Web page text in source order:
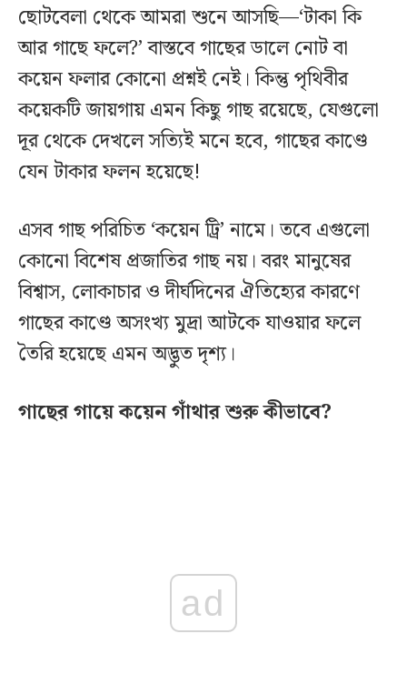
ছোটবেলা থেকে আমরা শুনে আসছি—‘টাকা কি
আর গাছে ফলে?’ বাস্তবে গাছের ডালে নোট বা
কয়েন ফলার কোনো প্রশ্নই নেই। কিন্তু পৃথিবীর
কয়েকটি জায়গায় এমন কিছু গাছ রয়েছে, যেগুলো
দূর থেকে দেখলে সত্যিই মনে হবে, গাছের কাণ্ডে
যেন টাকার ফলন হয়েছে!
এসব গাছ পরিচিত ‘কয়েন ট্রি’ নামে। তবে এগুলো
কোনো বিশেষ প্রজাতির গাছ নয়। বরং মানুষের
বিশ্বাস, লোকাচার ও দীর্ঘদিনের ঐতিহ্যের কারণে
গাছের কাণ্ডে অসংখ্য মুদ্রা আটকে যাওয়ার ফলে
তৈরি হয়েছে এমন অদ্ভুত দৃশ্য।
গাছের গায়ে কয়েন গাঁথার শুরু কীভাবে?
ad